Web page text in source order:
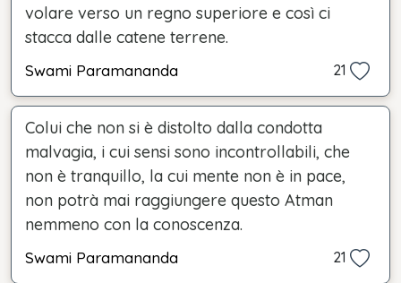
volare verso un regno superiore e così ci
stacca dalle catene terrene.
Swami Paramananda 21
Colui che non si è distolto dalla condotta
malvagia, i cui sensi sono incontrollabili, che
non è tranquillo, la cui mente non è in pace,
non potrà mai raggiungere questo Atman
nemmeno con la conoscenza.
Swami Paramananda 21